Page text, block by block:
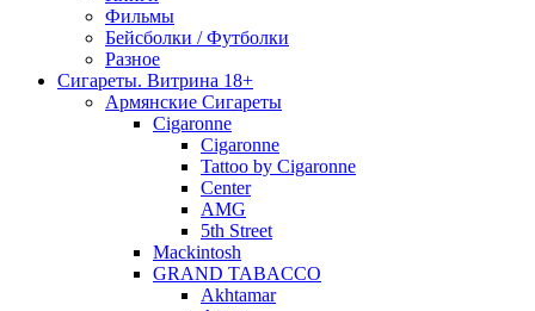
Фильмы
Бейсболки / Футболки
Разное
Сигареты. Витрина 18+
Армянские Сигареты
Cigaronne
Cigaronne
Tattoo by Cigaronne
Center
AMG
5th Street
Mackintosh
GRAND TABACCO
Akhtamar